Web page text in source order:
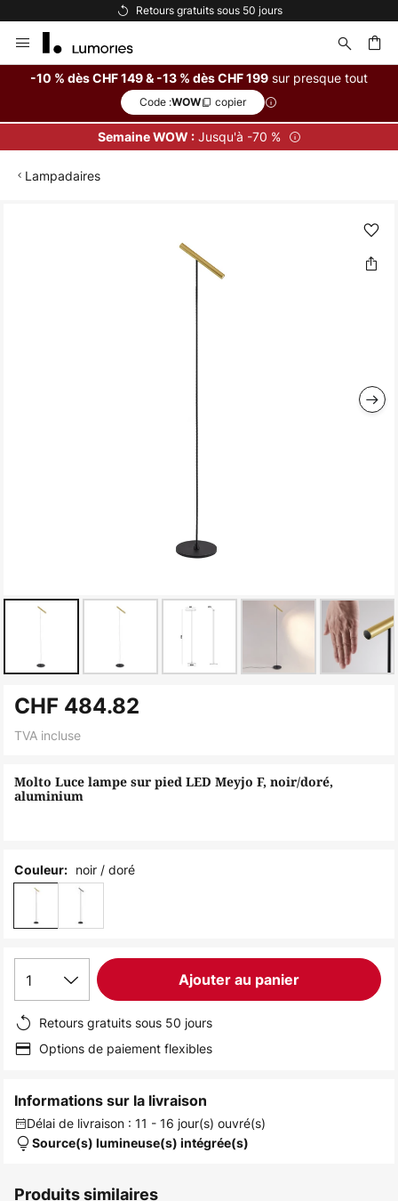
Retours gratuits sous 50 jours
Allez
au
contenu
-10 % dès CHF 149 & -13 % dès CHF 199 sur presque tout
Code :WOW copier
Semaine WOW :Jusqu'à -70 %
Lampadaires
to
the
of
the
Molto Luce lampe sur pied LED Meyjo F, noir/doré,
aluminium
CHF 484.82
TVA incluse
Couleur: noir / doré
1 Ajouter au panier
Retours gratuits sous 50 jours
Options de paiement flexibles
Informations sur la livraison
Délai de livraison : 11 - 16 jour(s) ouvré(s)
Source(s) lumineuse(s) intégrée(s)
Produits similaires